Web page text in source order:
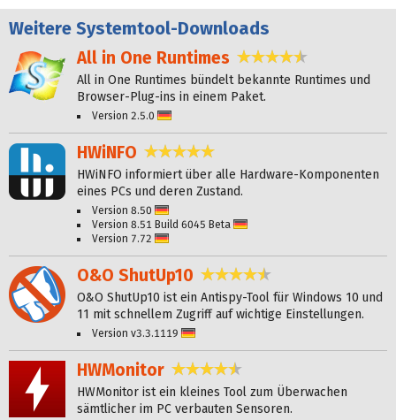
Weitere Systemtool-Downloads
All in One Runtimes 4,4 Sterne
All in One Runtimes bündelt bekannte Runtimes und
Browser-Plug-ins in einem Paket.
Version 2.5.0
HWiNFO
HWiNFO informiert über alle Hardware-Komponenten
eines PCs und deren Zustand.
Version 8.50
Version 8.51 Build 6045 Beta
Version 7.72
O&O ShutUp10 4,6 Sterne
O&O ShutUp10 ist ein Antispy-Tool für Windows 10 und
11 mit schnellem Zugriff auf wichtige Einstellungen.
Version v3.3.1119
HWMonitor 4,6 Sterne
HWMonitor ist ein kleines Tool zum Überwachen
sämtlicher im PC verbauten Sensoren.